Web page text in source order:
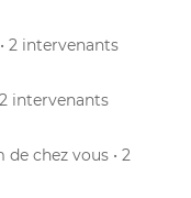
2 intervenants
intervenants
de chez vous • 2